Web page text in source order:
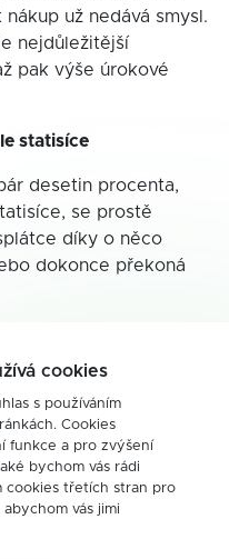
už nedává smysl.
nejdůležitější
pak výše úrokové
statisíce
desetin procenta,
se prostě
díky o něco
dokonce překoná
výhodnější koupit
dále zdražovat.
by úroky mohly být
tak získáte výhodnější
napříč bankami
cookies
s používáním
Cookies
funkce a pro zvýšení
bychom vás rádi
cookies třetích stran pro
vás jimi